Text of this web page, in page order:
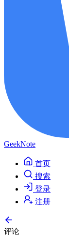
GeekNote
首页
搜索
登录
注册
评论